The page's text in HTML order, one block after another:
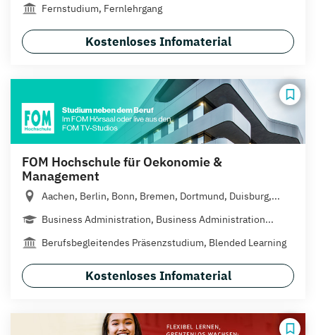
Fernstudium, Fernlehrgang
Kostenloses Infomaterial
FOM Hochschule für Oekonomie &
Management
Aachen, Berlin, Bonn, Bremen, Dortmund, Duisburg,...
Business Administration, Business Administration...
Berufsbegleitendes Präsenzstudium, Blended Learning
Kostenloses Infomaterial